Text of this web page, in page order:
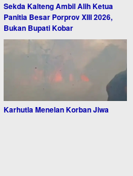
Sekda Kalteng Ambil Alih Ketua
Panitia Besar Porprov XIII 2026,
Bukan Bupati Kobar
Karhutla Menelan Korban Jiwa